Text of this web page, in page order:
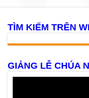
TÌM KIẾM TRÊN
GIẢNG LỄ CHÚA